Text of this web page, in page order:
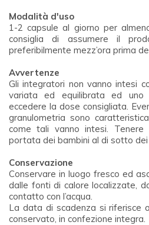
Modalità d'uso
1-2 capsule al giorno per
consiglia di assumere il
preferibilmente mezz’ora prima
Avvertenze
Gli integratori non vanno intesi
variata ed equilibrata ed
eccedere la dose consigliata.
granulometria sono
come tali vanno intesi.
portata dei bambini al di sotto dei
Conservazione
Conservare in luogo fresco ed
dalle fonti di calore localizzate,
contatto con l’acqua.
La data di scadenza si riferisce
conservato, in confezione integra.